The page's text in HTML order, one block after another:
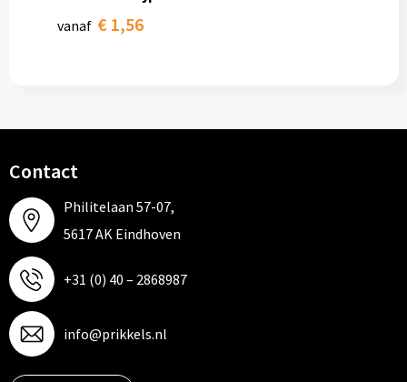
vanaf € 1,56
Contact
Philitelaan 57-07,
5617 AK Eindhoven
+31 (0) 40 – 2868987
info@prikkels.nl